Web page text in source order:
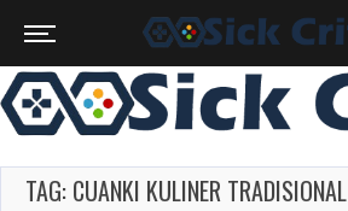
TAG: CUANKI KULINER TRADISIONAL